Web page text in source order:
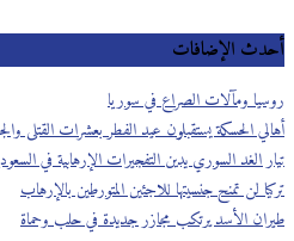
الإضافات
ومآلات الصراع في سوريا
الحسكة يستقبلون عيد الفطر بعشرات القتلى والجرحى
الغد السوري يدين التفجيرات الإرهابية في السعودية
لن تمنح جنسيتها للاجئين المتورطين بالإرهاب
الأسد يرتكب مجازر جديدة في حلب وحماة